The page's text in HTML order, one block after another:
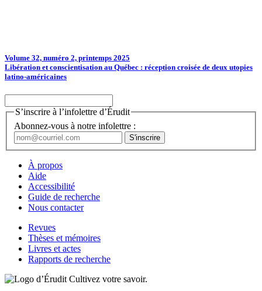
Volume 32, numéro 2, printemps 2025
Libération et conscientisation au Québec : réception croisée de deux utopies
latino-américaines
S’inscrire à l’infolettre d’Érudit
Abonnez-vous à notre infolettre :
À propos
Aide
Accessibilité
Guide de recherche
Nous contacter
Revues
Thèses et mémoires
Livres et actes
Rapports de recherche
Cultivez votre savoir.